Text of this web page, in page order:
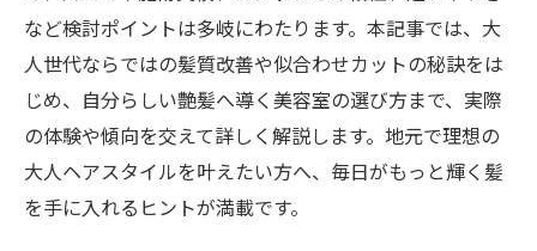
など検討ポイントは多岐にわたります。本記事では、大
人世代ならではの髪質改善や似合わせカットの秘訣をは
じめ、自分らしい艶髪へ導く美容室の選び方まで、実際
の体験や傾向を交えて詳しく解説します。地元で理想の
大人ヘアスタイルを叶えたい方へ、毎日がもっと輝く髪
を手に入れるヒントが満載です。